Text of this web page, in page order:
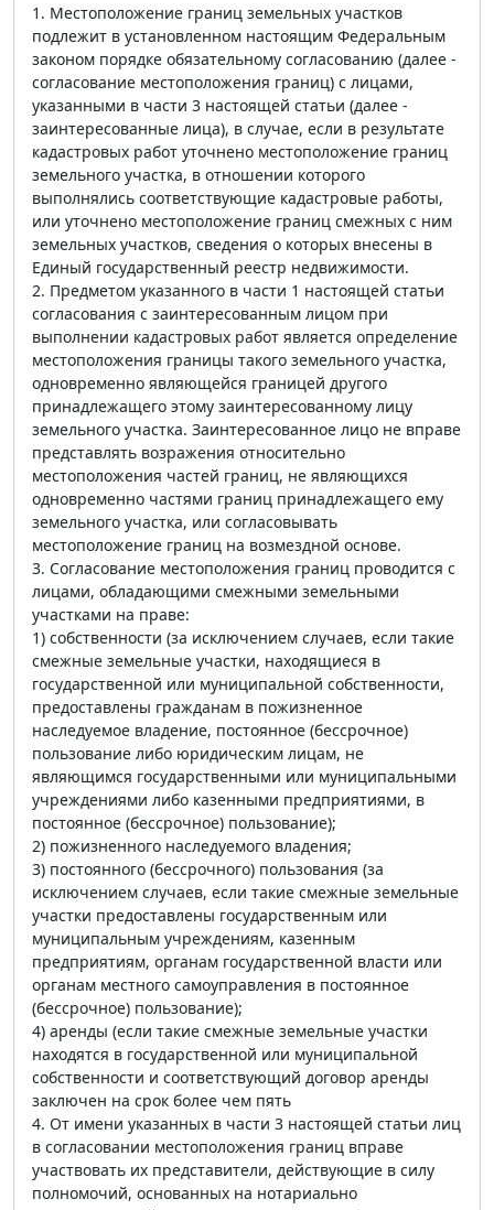
1. Местоположение границ земельных участков
подлежит в установленном настоящим Федеральным
законом порядке обязательному согласованию (далее -
согласование местоположения границ) с лицами,
указанными в части 3 настоящей статьи (далее -
заинтересованные лица), в случае, если в результате
кадастровых работ уточнено местоположение границ
земельного участка, в отношении которого
выполнялись соответствующие кадастровые работы,
или уточнено местоположение границ смежных с ним
земельных участков, сведения о которых внесены в
Единый государственный реестр недвижимости.
2. Предметом указанного в части 1 настоящей статьи
согласования с заинтересованным лицом при
выполнении кадастровых работ является определение
местоположения границы такого земельного участка,
одновременно являющейся границей другого
принадлежащего этому заинтересованному лицу
земельного участка. Заинтересованное лицо не вправе
представлять возражения относительно
местоположения частей границ, не являющихся
одновременно частями границ принадлежащего ему
земельного участка, или согласовывать
местоположение границ на возмездной основе.
3. Согласование местоположения границ проводится с
лицами, обладающими смежными земельными
участками на праве:
1) собственности (за исключением случаев, если такие
смежные земельные участки, находящиеся в
государственной или муниципальной собственности,
предоставлены гражданам в пожизненное
наследуемое владение, постоянное (бессрочное)
пользование либо юридическим лицам, не
являющимся государственными или муниципальными
учреждениями либо казенными предприятиями, в
постоянное (бессрочное) пользование);
2) пожизненного наследуемого владения;
3) постоянного (бессрочного) пользования (за
исключением случаев, если такие смежные земельные
участки предоставлены государственным или
муниципальным учреждениям, казенным
предприятиям, органам государственной власти или
органам местного самоуправления в постоянное
(бессрочное) пользование);
4) аренды (если такие смежные земельные участки
находятся в государственной или муниципальной
собственности и соответствующий договор аренды
заключен на срок более чем пять
4. От имени указанных в части 3 настоящей статьи лиц
в согласовании местоположения границ вправе
участвовать их представители, действующие в силу
полномочий, основанных на нотариально